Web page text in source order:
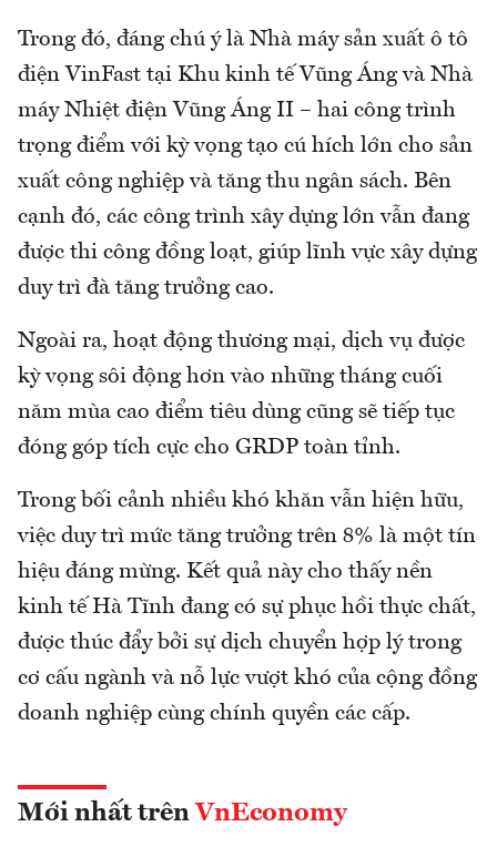
Trong đó, đáng chú ý là Nhà máy sản xuất ô tô
điện VinFast tại Khu kinh tế Vũng Áng và Nhà
máy Nhiệt điện Vũng Áng II – hai công trình
trọng điểm với kỳ vọng tạo cú hích lớn cho sản
xuất công nghiệp và tăng thu ngân sách. Bên
cạnh đó, các công trình xây dựng lớn vẫn đang
được thi công đồng loạt, giúp lĩnh vực xây dựng
duy trì đà tăng trưởng cao.
Ngoài ra, hoạt động thương mại, dịch vụ được
kỳ vọng sôi động hơn vào những tháng cuối
năm mùa cao điểm tiêu dùng cũng sẽ tiếp tục
đóng góp tích cực cho GRDP toàn tỉnh.
Trong bối cảnh nhiều khó khăn vẫn hiện hữu,
việc duy trì mức tăng trưởng trên 8% là một tín
hiệu đáng mừng. Kết quả này cho thấy nền
kinh tế Hà Tĩnh đang có sự phục hồi thực chất,
được thúc đẩy bởi sự dịch chuyển hợp lý trong
cơ cấu ngành và nỗ lực vượt khó của cộng đồng
doanh nghiệp cùng chính quyền các cấp.
Mới nhất trên VnEconomy